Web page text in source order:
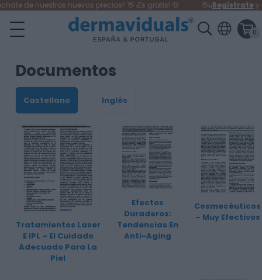
de nuestros nuevos precios!! 👋 ¡Es gratis! 🤑 👋¡¡Regístratey
0
Documentos
Castellano Inglés
Tratamientos Laser
E IPL – El Cuidado
Adecuado Para La
Piel
Efectos
Duraderos:
Tendencias En
Anti-Aging
Cosmecéuticos
– Muy Efectivos